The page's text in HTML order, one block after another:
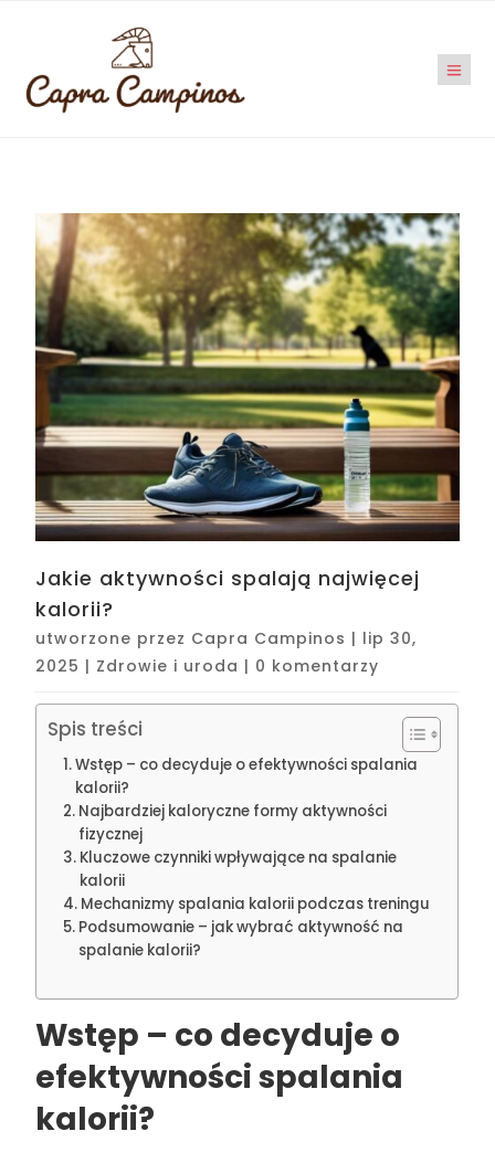
Jakie aktywności spalają najwięcej
kalorii?
utworzone przez Capra Campinos | lip 30,
2025 | Zdrowie i uroda | 0 komentarzy
Spis treści
Wstęp – co decyduje o efektywności spalania
kalorii?
Najbardziej kaloryczne formy aktywności
fizycznej
Kluczowe czynniki wpływające na spalanie
kalorii
Mechanizmy spalania kalorii podczas treningu
Podsumowanie – jak wybrać aktywność na
spalanie kalorii?
Wstęp – co decyduje o
efektywności spalania
kalorii?